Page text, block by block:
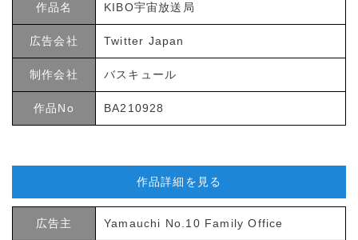
作品名 KIBO宇宙放送局
広告会社 Twitter Japan
制作会社 バスキュール
作品No BA210928
作品詳細を見る
広告主 Yamauchi No.10 Family Office